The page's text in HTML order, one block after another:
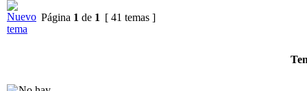
Página 1 de 1 [ 41 temas ]